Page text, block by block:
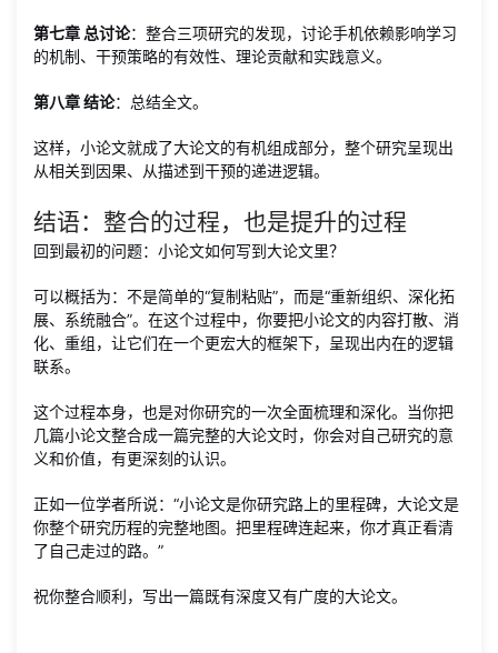
第七章 总讨论：整合三项研究的发现，讨论手机依赖影响学习
的机制、干预策略的有效性、理论贡献和实践意义。
第八章 结论：总结全文。
这样，小论文就成了大论文的有机组成部分，整个研究呈现出
从相关到因果、从描述到干预的递进逻辑。
结语：整合的过程，也是提升的过程
回到最初的问题：小论文如何写到大论文里？
可以概括为：不是简单的“复制粘贴”，而是“重新组织、深化拓
展、系统融合”。在这个过程中，你要把小论文的内容打散、消
化、重组，让它们在一个更宏大的框架下，呈现出内在的逻辑
联系。
这个过程本身，也是对你研究的一次全面梳理和深化。当你把
几篇小论文整合成一篇完整的大论文时，你会对自己研究的意
义和价值，有更深刻的认识。
正如一位学者所说：“小论文是你研究路上的里程碑，大论文是
你整个研究历程的完整地图。把里程碑连起来，你才真正看清
了自己走过的路。”
祝你整合顺利，写出一篇既有深度又有广度的大论文。